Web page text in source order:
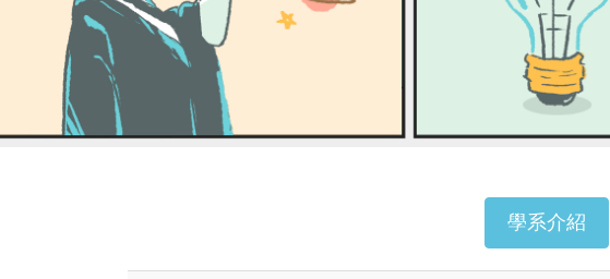
ColleGo! 大學選才與高中育才輔助系統
學系介紹